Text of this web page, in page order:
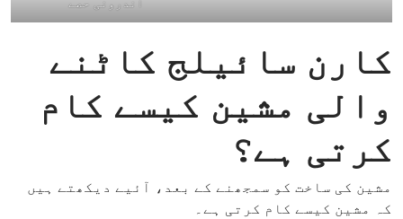
کارن سائیلج کاٹنے
والی مشین کیسے کام
کرتی ہے؟
مشین کی ساخت کو سمجھنے کے بعد، آئیے دیکھتے ہیں
کہ مشین کیسے کام کرتی ہے۔